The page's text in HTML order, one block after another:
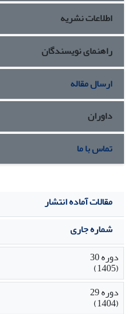
اطلاعات نشریه
راهنمای نویسندگان
ارسال مقاله
داوران
تماس با ما
مقالات آماده انتشار
شماره جاری
دوره 30
(1405)
دوره 29
(1404)